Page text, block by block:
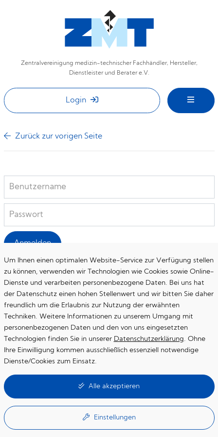
Zentralvereinigung medizin-technischer Fachhändler, Hersteller,
Dienstleister und Berater e.V.
Login
Zurück zur vorigen Seite
Anmelden
Startseite
Datenschutzerklärung
Um Ihnen einen optimalen Website-Service zur Verfügung stellen
zu können, verwenden wir Technologien wie Cookies sowie Online-
Dienste und verarbeiten personenbezogene Daten. Bei uns hat
der Datenschutz einen hohen Stellenwert und wir bitten Sie daher
freundlich um die Erlaubnis zur Nutzung der erwähnten
Techniken. Weitere Informationen zu unserem Umgang mit
personenbezogenen Daten und den von uns eingesetzten
Technologien finden Sie in unserer Datenschutzerklärung. Ohne
Ihre Einwilligung kommen ausschließlich essenziell notwendige
Dienste/Cookies zum Einsatz.
Online-Kartendienst von Google (eingebunden über die Google API)
Alle akzeptieren
Einstellungen